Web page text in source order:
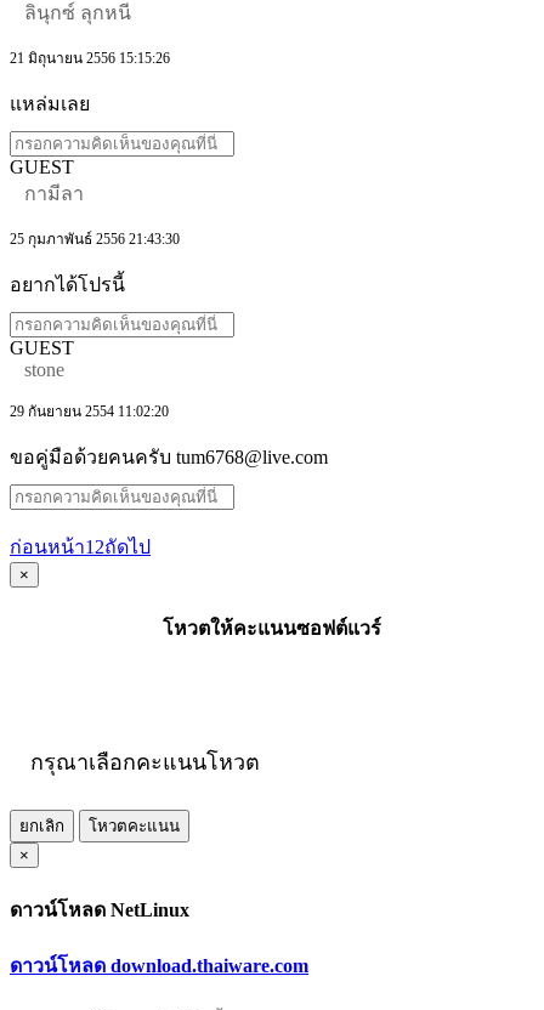
ลินุกซ์ ลุกหนี
21 มิถุนายน 2556 15:15:26
แหล่มเลย
GUEST
กามีลา
25 กุมภาพันธ์ 2556 21:43:30
อยากได้โปรนี้
GUEST
stone
29 กันยายน 2554 11:02:20
ขอคู่มือด้วยคนครับ tum6768@live.com
ก่อนหน้า1 2ถัดไป
×
โหวตให้คะแนนซอฟต์แวร์
กรุณาเลือกคะแนนโหวต
ยกเลิก
โหวตคะแนน
×
ดาวน์โหลด NetLinux
ดาวน์โหลด download.thaiware.com